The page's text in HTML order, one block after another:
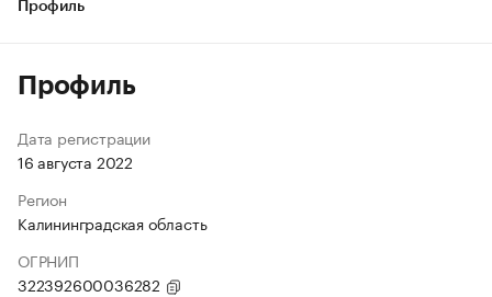
Профиль
Профиль
Дата регистрации
16 августа 2022
Регион
Калининградская область
ОГРНИП
322392600036282